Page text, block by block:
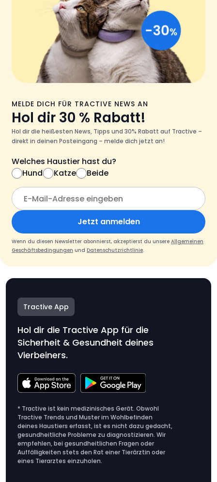
MELDE DICH FÜR TRACTIVE NEWS AN
Hol dir 30 % Rabatt!
Hol dir die heißesten News, Tipps und 30% Rabatt auf Tractive –
direkt in deinen Posteingang – melde dich jetzt an!
Welches Haustier hast du?
Hund
Katze Beide
Jetzt anmelden
Wenn du diesen Newsletter abonnierst, akzeptierst du unsere Allgemeinen
Geschäftsbedingungen und Datenschutzrichtlinie.
Tractive App
Hol dir die Tractive App für die
Sicherheit & Gesundheit deines
Vierbeiners.
* Tractive ist kein medizinisches Gerät. Obwohl
Tractive Trends und Muster im Wohlbefinden
deines Haustiers erfasst, ist es nicht dazu gedacht,
gesundheitliche Probleme zu diagnostizieren. Wir
empfehlen, bei gesundheitlichen Fragen oder
Auffälligkeiten stets den Rat einer Tierärztin oder
eines Tierarztes einzuholen.